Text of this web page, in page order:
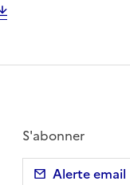
presse-papier
S'abonner
Alerte email